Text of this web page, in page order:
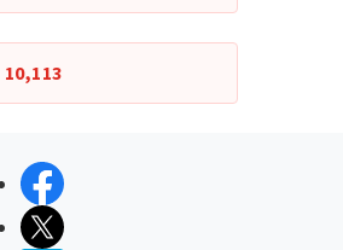
10,113